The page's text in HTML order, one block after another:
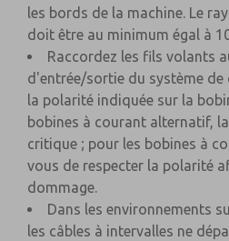
les bords de la machine. Le
doit être au minimum égal à
Raccordez les fils volants
d'entrée/sortie du système
la polarité indiquée sur la
bobines à courant alternatif,
critique ; pour les bobines à
vous de respecter la polarité
dommage.
Dans les environnements
les câbles à intervalles ne